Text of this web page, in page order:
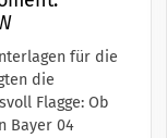
für die
die
Flagge: Ob
Bayer 04